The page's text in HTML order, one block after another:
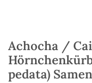
Achocha /
pedata) Samen